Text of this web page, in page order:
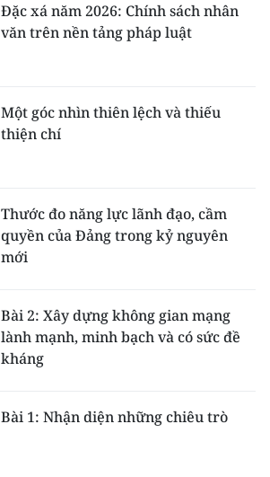
Đặc xá năm 2026: Chính sách nhân
văn trên nền tảng pháp luật
Một góc nhìn thiên lệch và thiếu
thiện chí
Thước đo năng lực lãnh đạo, cầm
quyền của Đảng trong kỷ nguyên
mới
Bài 2: Xây dựng không gian mạng
lành mạnh, minh bạch và có sức đề
kháng
Bài 1: Nhận diện những chiêu trò